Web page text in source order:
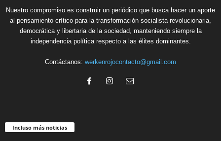
Nuestro compromiso es construir un periódico que busca hacer un aporte
al pensamiento crítico para la transformación socialista revolucionaria,
democrática y libertaria de la sociedad, manteniendo siempre la
independencia política respecto a las élites dominantes.
Contáctanos: werkenrojocontacto@gmail.com
Incluso más noticias